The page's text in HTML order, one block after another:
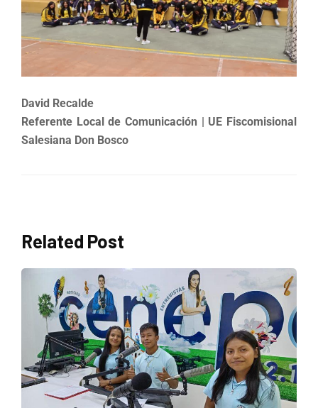
David Recalde
Referente Local de Comunicación | UE Fiscomisional
Salesiana Don Bosco
Related Post